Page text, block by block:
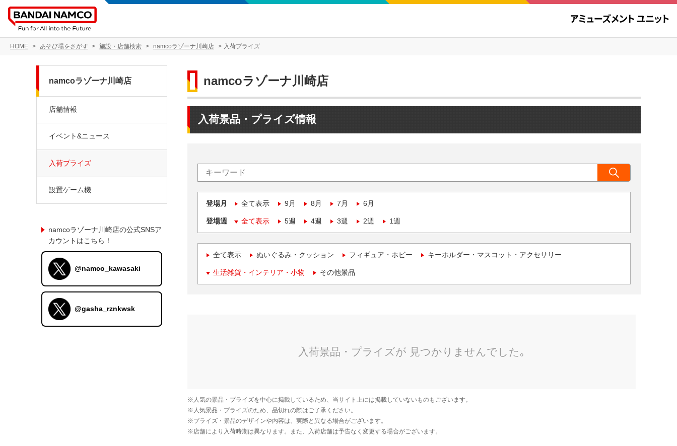
HOME あそび場をさがす 施設・店舗検索 namcoラゾーナ川崎店 入荷プライズ
namcoラゾーナ川崎店
入荷景品・プライズ情報
登場月 全て表示 9月 8月 7月 6月
登場週 全て表示 5週 4週 3週 2週 1週
全て表示 ぬいぐるみ・クッション フィギュア・ホビー キーホルダー・マスコット・アクセサリー
生活雑貨・インテリア・小物 その他景品
namcoラゾーナ川崎店
店舗情報
イベント&ニュース
入荷プライズ
設置ゲーム機
namcoラゾーナ川崎店の公式SNSア
カウントはこちら！
@namco_kawasaki
@gasha_rznkwsk